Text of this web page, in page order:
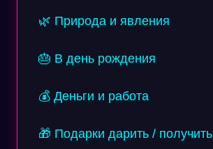
🌿 Природа и явления
🎂 В день рождения
💰 Деньги и работа
🎁 Подарки дарить / получить